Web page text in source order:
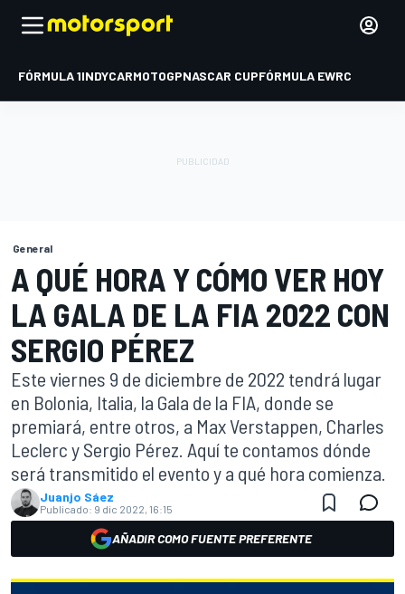
FÓRMULA 1INDYCARMOTOGPNASCAR CUPFÓRMULA EWRC
General
A QUÉ HORA Y CÓMO VER HOY
LA GALA DE LA FIA 2022 CON
SERGIO PÉREZ
Este viernes 9 de diciembre de 2022 tendrá lugar
en Bolonia, Italia, la Gala de la FIA, donde se
premiará, entre otros, a Max Verstappen, Charles
Leclerc y Sergio Pérez. Aquí te contamos dónde
será transmitido el evento y a qué hora comienza.
Juanjo Sáez
Publicado: 9 dic 2022, 16:15
AÑADIR COMO FUENTE PREFERENTE